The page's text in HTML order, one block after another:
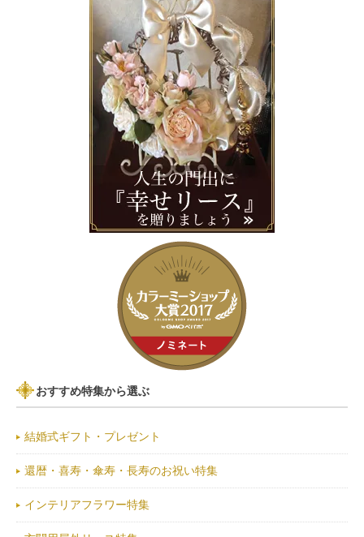
おすすめ特集から選ぶ
結婚式ギフト・プレゼント
還暦・喜寿・傘寿・長寿のお祝い特集
インテリアフラワー特集